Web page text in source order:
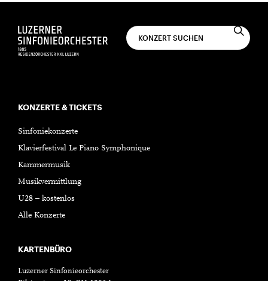
KONZERTE & TICKETS
Sinfoniekonzerte
Klavierfestival Le Piano Symphonique
Kammermusik
Musikvermittlung
U28 – kostenlos
Alle Konzerte
KARTENBÜRO
Luzerner Sinfonieorchester